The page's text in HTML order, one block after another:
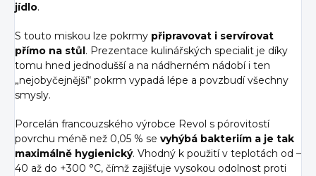
jídlo.
S touto miskou lze pokrmy připravovat i servírovat
přímo na stůl . Prezentace kulinářských specialit je díky
tomu hned jednodušší a na nádherném nádobí i ten
„nejobyčejnější“ pokrm vypadá lépe a povzbudí všechny
smysly.
Porcelán francouzského výrobce Revol s pórovitostí
povrchu méně než 0,05 % se vyhýbá bakteriím a je tak
maximálně hygienický. Vhodný k použití v teplotách od –
40 až do +300 °C, čímž zajišťuje vysokou odolnost proti